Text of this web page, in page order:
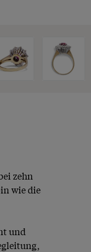
zehn
wie die
und